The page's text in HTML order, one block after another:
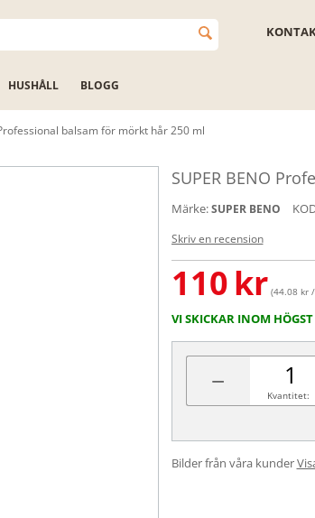
HUSHÅLL BLOGG
balsam för mörkt hår 250 ml
SUPER BENO
Märke: SUPER BENO
Skriv en recension
110kr (44.08 kr
VI SKICKAR INOM
− Kvantitet:
Bilder från våra kunder